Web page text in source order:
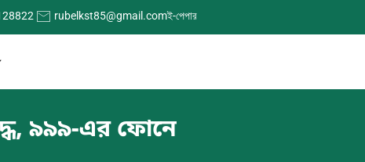
rubelkst85@gmail.comই-পেপার
৯৯৯-এর ফোনে